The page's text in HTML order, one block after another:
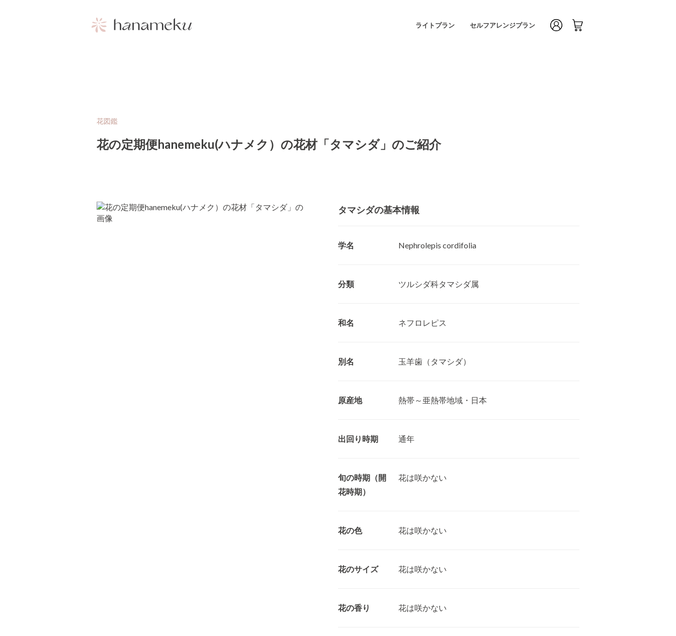
ライトプラン セルフアレンジプラン
花図鑑
花の定期便hanemeku(ハナメク）の花材「タマシダ」のご紹介
タマシダの基本情報
学名 Nephrolepis cordifolia
分類 ツルシダ科タマシダ属
和名 ネフロレピス
別名 玉羊歯（タマシダ）
原産地 熱帯～亜熱帯地域・日本
出回り時期 通年
旬の時期（開
花時期）
花は咲かない
花の色 花は咲かない
花のサイズ 花は咲かない
花の香り 花は咲かない